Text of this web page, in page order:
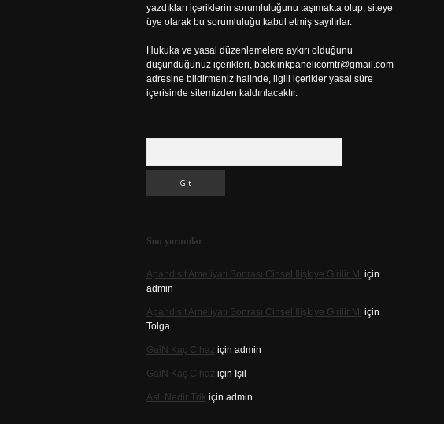
yazdıkları içeriklerin sorumluluğunu taşımakta olup, siteye
üye olarak bu sorumluluğu kabul etmiş sayılırlar.
Hukuka ve yasal düzenlemelere aykırı olduğunu
düşündüğünüz içerikleri, backlinkpanelicomtr@gmail.com
adresine bildirmeniz halinde, ilgili içerikler yasal süre
içerisinde sitemizden kaldırılacaktır.
Son yorumlar
Apandisit Ameliyatı Sonrası Cinsel Ilişkiye Girilir Mi için
admin
Apandisit Ameliyatı Sonrası Cinsel Ilişkiye Girilir Mi için
Tolga
Gai̇N Kaç Cihaz için admin
Gai̇N Kaç Cihaz için Işıl
Aslı Nedir Tdk için admin